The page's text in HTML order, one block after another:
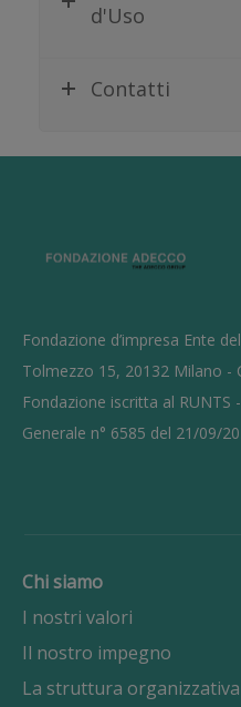
d'Uso
Contatti
Fondazione d’impresa Ente
Tolmezzo 15, 20132 Milano -
Fondazione iscritta al RUNTS
Generale n° 6585 del 21/09/
Chi siamo
I nostri valori
Il nostro impegno
La struttura organizzativa